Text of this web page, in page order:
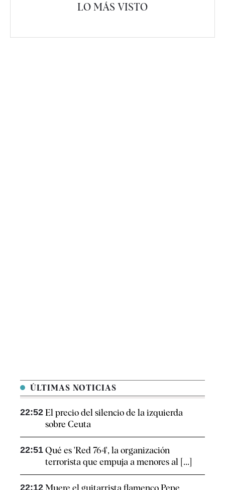
LO MÁS VISTO
ÚLTIMAS NOTICIAS
22:52 El precio del silencio de la izquierda
sobre Ceuta
22:51 Qué es 'Red 764', la organización
terrorista que empuja a menores al [...]
22:12 Muere el guitarrista flamenco Pepe